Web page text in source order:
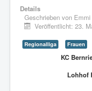
Termine
Wir über uns
Anfahrt
Details
Geschrieben von
Veröffentlicht: 23.
Regionalliga Frauen
KC
Lohhof